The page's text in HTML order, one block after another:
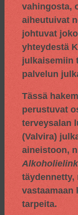
vahingosta,
aiheutuivat
johtuvat
yhteydestä
julkaisemiin
palvelun
Tässä
perustuvat
terveysalan
(Valvira)
aineistoon,
täydennetty,
vastaamaan
tarpeita.